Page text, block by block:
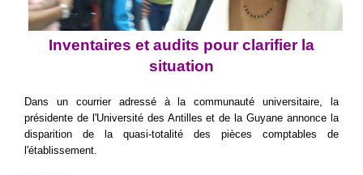
Inventaires et audits pour clarifier la
situation
Dans un courrier adressé à la communauté universitaire, la
présidente de l'Université des Antilles et de la Guyane annonce la
disparition de la
quasi-totalité des pièces comptables de
l'établissement.